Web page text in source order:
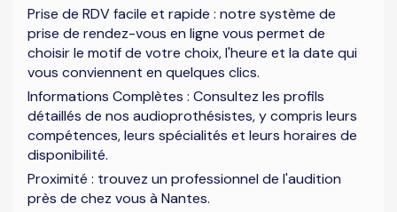
Prise de RDV facile et rapide : notre système de
prise de rendez-vous en ligne vous permet de
choisir le motif de votre choix, l'heure et la date qui
vous conviennent en quelques clics.
Informations Complètes : Consultez les profils
détaillés de nos audioprothésistes, y compris leurs
compétences, leurs spécialités et leurs horaires de
disponibilité.
Proximité : trouvez un professionnel de l'audition
près de chez vous à Nantes.